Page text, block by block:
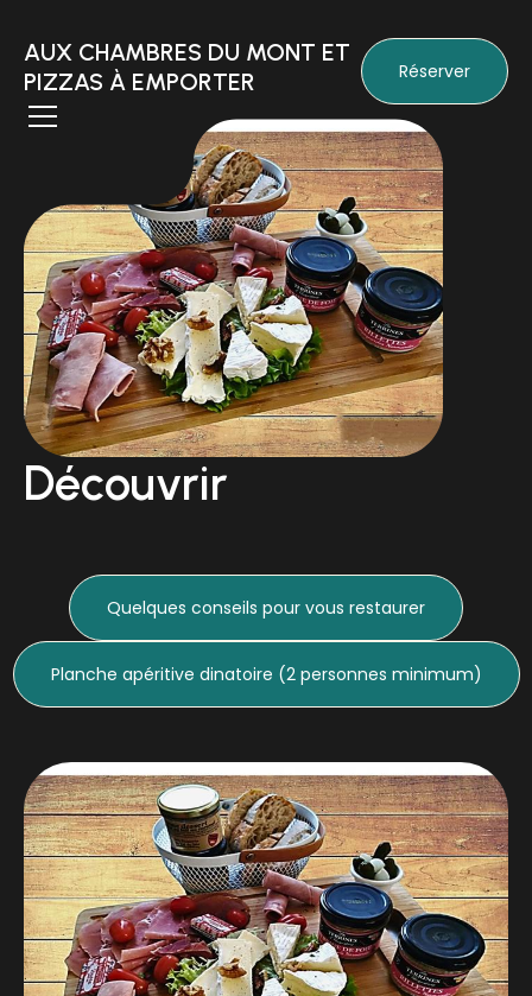
AUX CHAMBRES DU MONT ET
PIZZAS À EMPORTER
Réserver
Découvrir
Quelques conseils pour vous restaurer
Planche apéritive dinatoire (2 personnes minimum)